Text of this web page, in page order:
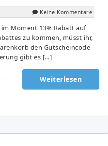
Keine Kommentare
Moment 13% Rabatt auf
zu kommen, müsst ihr,
den Gutscheincode
gibt es […]
Weiterlesen